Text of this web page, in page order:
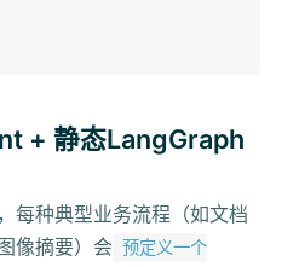
+ 静态LangGraph
每种典型业务流程（如文档
像摘要）会 预定义一个